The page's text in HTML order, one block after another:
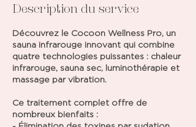
Description du service
Découvrez le Cocoon Wellness Pro, un
sauna infrarouge innovant qui combine
quatre technologies puissantes : chaleur
infrarouge, sauna sec, luminothérapie et
massage par vibration.
Ce traitement complet offre de
nombreux bienfaits :